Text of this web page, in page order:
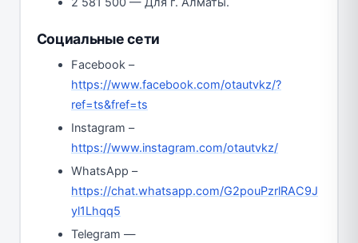
Социальные сети
Facebook –
https://www.facebook.com/otautvkz/?
ref=ts&fref=ts
Instagram –
https://www.instagram.com/otautvkz/
WhatsApp –
https://chat.whatsapp.com/G2pouPzrlRAC9J
yl1Lhqq5
Telegram —